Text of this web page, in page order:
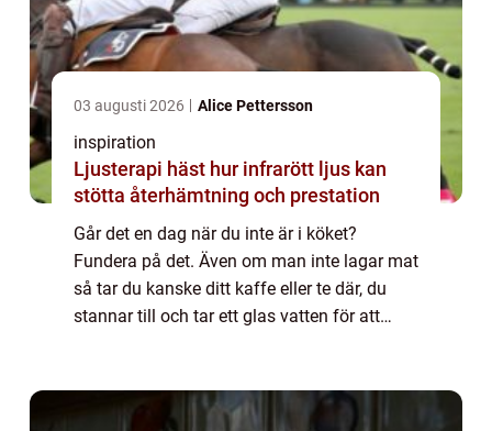
03 augusti 2026 Alice Pettersson
inspiration
Ljusterapi häst hur infrarött ljus kan
stötta återhämtning och prestation
Går det en dag när du inte är i köket?
Fundera på det. Även om man inte lagar mat
så tar du kanske ditt kaffe eller te där, du
stannar till och tar ett glas vatten för att